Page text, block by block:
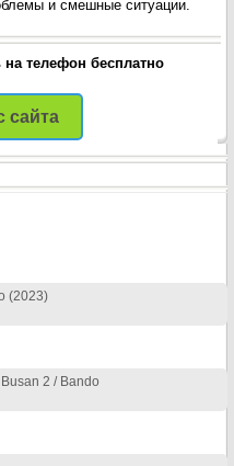
и смешные ситуации.
на телефон бесплатно
сайта
(2023)
2 / Bando